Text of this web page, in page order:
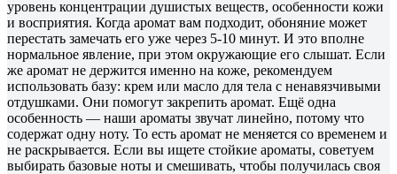
уровень концентрации душистых веществ, особенности кожи
и восприятия. Когда аромат вам подходит, обоняние может
перестать замечать его уже через 5-10 минут. И это вполне
нормальное явление, при этом окружающие его слышат. Если
же аромат не держится именно на коже, рекомендуем
использовать базу: крем или масло для тела с ненавязчивыми
отдушками. Они помогут закрепить аромат. Ещё одна
особенность — наши ароматы звучат линейно, потому что
содержат одну ноту. То есть аромат не меняется со временем и
не раскрывается. Если вы ищете стойкие ароматы, советуем
выбирать базовые ноты и смешивать, чтобы получилась своя